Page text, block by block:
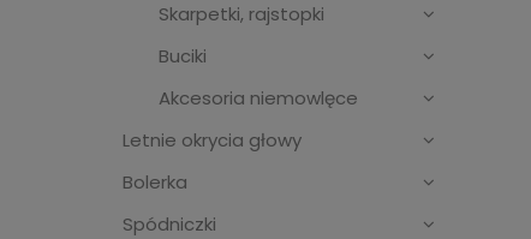
Skarpetki, rajstopki
Buciki
Akcesoria niemowlęce
Letnie okrycia głowy
Bolerka
Spódniczki